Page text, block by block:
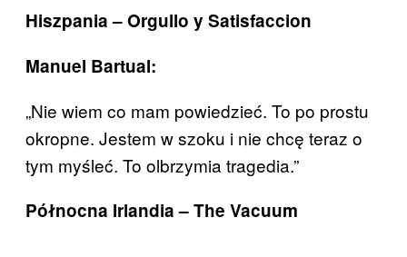
Hiszpania – Orgullo y Satisfaccion
Manuel Bartual:
„Nie wiem co mam powiedzieć. To po prostu
okropne. Jestem w szoku i nie chcę teraz o
tym myśleć. To olbrzymia tragedia.”
Północna Irlandia – The Vacuum